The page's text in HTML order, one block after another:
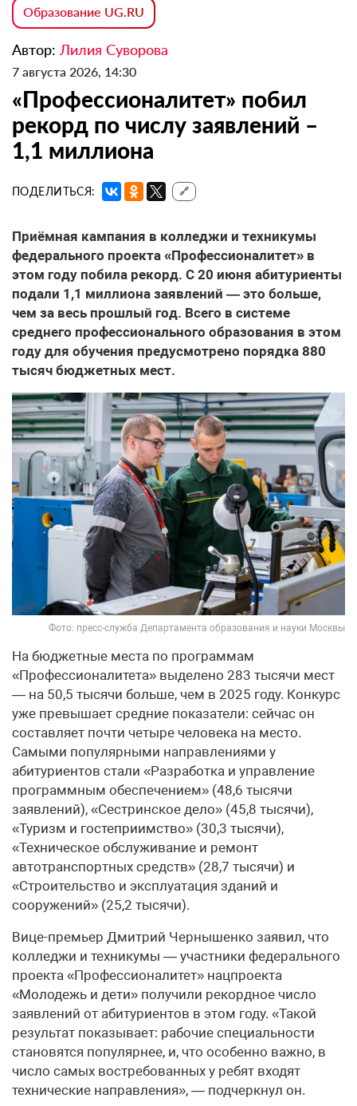
Образование UG.RU
Автор: Лилия Суворова
7 августа 2026, 14:30
«Профессионалитет» побил
рекорд по числу заявлений –
1,1 миллиона
ПОДЕЛИТЬСЯ: 🔗
Приёмная кампания в колледжи и техникумы
федерального проекта «Профессионалитет» в
этом году побила рекорд. С 20 июня абитуриенты
подали 1,1 миллиона заявлений — это больше,
чем за весь прошлый год. Всего в системе
среднего профессионального образования в этом
году для обучения предусмотрено порядка 880
тысяч бюджетных мест.
Фото: пресс-служба Департамента образования и науки Москвы
На бюджетные места по программам
«Профессионалитета» выделено 283 тысячи мест
— на 50,5 тысячи больше, чем в 2025 году. Конкурс
уже превышает средние показатели: сейчас он
составляет почти четыре человека на место.
Самыми популярными направлениями у
абитуриентов стали «Разработка и управление
программным обеспечением» (48,6 тысячи
заявлений), «Сестринское дело» (45,8 тысячи),
«Туризм и гостеприимство» (30,3 тысячи),
«Техническое обслуживание и ремонт
автотранспортных средств» (28,7 тысячи) и
«Строительство и эксплуатация зданий и
сооружений» (25,2 тысячи).
Вице-премьер Дмитрий Чернышенко заявил, что
колледжи и техникумы — участники федерального
проекта «Профессионалитет» нацпроекта
«Молодежь и дети» получили рекордное число
заявлений от абитуриентов в этом году. «Такой
результат показывает: рабочие специальности
становятся популярнее, и, что особенно важно, в
число самых востребованных у ребят входят
технические направления», — подчеркнул он.